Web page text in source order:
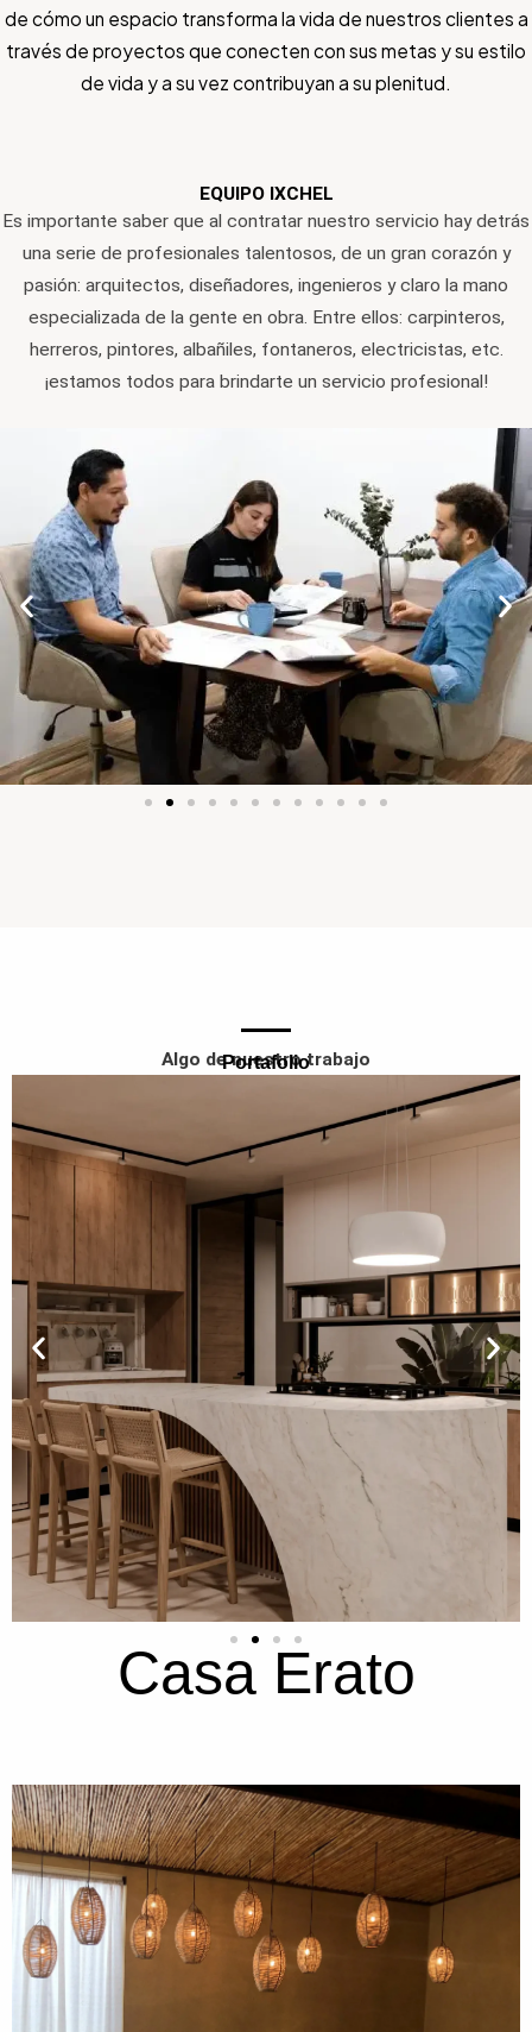
de cómo un espacio transforma la vida de nuestros clientes a
través de proyectos que conecten con sus metas y su estilo
de vida y a su vez contribuyan a su plenitud.
EQUIPO IXCHEL
Es importante saber que al contratar nuestro servicio hay detrás
una serie de profesionales talentosos, de un gran corazón y
pasión: arquitectos, diseñadores, ingenieros y claro la mano
especializada de la gente en obra. Entre ellos: carpinteros,
herreros, pintores, albañiles, fontaneros, electricistas, etc.
¡estamos todos para brindarte un servicio profesional!
Portafolio
Algo de nuestro trabajo
Casa Erato